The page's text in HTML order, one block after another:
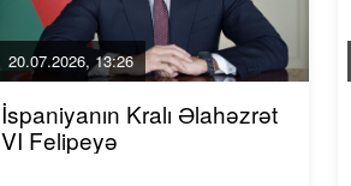
20.07.2026, 13:26
İspaniyanın Kralı Əlahəzrət
VI Felipeyə